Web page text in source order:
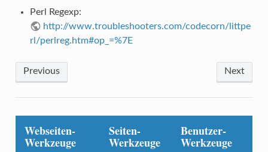
Perl Regexp:
http://www.troubleshooters.com/codecorn/littpe
rl/perlreg.htm#op_=%7E
Previous Next
Webseiten-
Werkzeuge
Seiten-
Werkzeuge
Benutzer-
Werkzeuge